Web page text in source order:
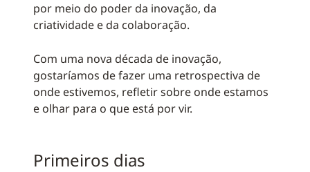
por meio do poder da inovação, da
criatividade e da colaboração.
Com uma nova década de inovação,
gostaríamos de fazer uma retrospectiva de
onde estivemos, refletir sobre onde estamos
e olhar para o que está por vir.
Primeiros dias